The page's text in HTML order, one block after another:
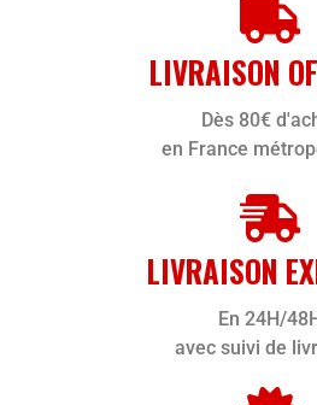
LIVRAISON
Dès 80€
en France
LIVRAISON
En 24H/
avec suivi de